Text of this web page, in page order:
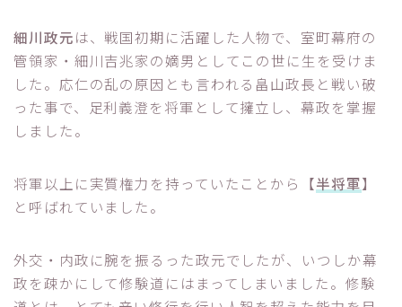
細川政元は、戦国初期に活躍した人物で、室町幕府の
管領家・細川吉兆家の嫡男としてこの世に生を受けま
した。応仁の乱の原因とも言われる畠山政長と戦い破
った事で、足利義澄を将軍として擁立し、幕政を掌握
しました。
将軍以上に実質権力を持っていたことから【半将軍】
と呼ばれていました。
外交・内政に腕を振るった政元でしたが、いつしか幕
政を疎かにして修験道にはまってしまいました。修験